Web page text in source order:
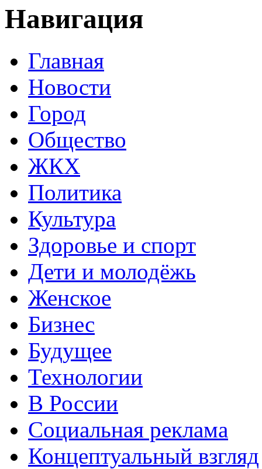
Навигация
Главная
Новости
Город
Общество
ЖКХ
Политика
Культура
Здоровье и спорт
Дети и молодёжь
Женское
Бизнес
Будущее
Технологии
В России
Социальная реклама
Концептуальный взгляд